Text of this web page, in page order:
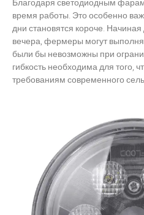
Благодаря светодиодным
время работы. Это особенно
дни становятся короче.
вечера, фермеры могут
были бы невозможны при
гибкость необходима для того,
требованиям современного